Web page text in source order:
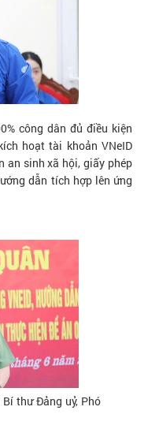
công dân đủ điều kiện
hoạt tài khoản VNeID
an sinh xã hội, giấy phép
dẫn tích hợp lên ứng
thư Đảng uỷ, Phó